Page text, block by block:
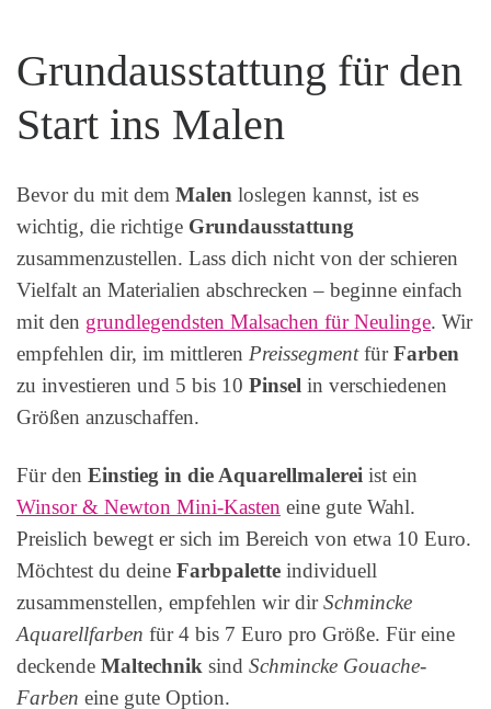
Grundausstattung für den
Start ins Malen
Bevor du mit dem Malen loslegen kannst, ist es
wichtig, die richtige Grundausstattung
zusammenzustellen. Lass dich nicht von der schieren
Vielfalt an Materialien abschrecken – beginne einfach
mit den grundlegendsten Malsachen für Neulinge. Wir
empfehlen dir, im mittleren PreissegmentfürFarben
zu investieren und 5 bis 10 Pinsel in verschiedenen
Größen anzuschaffen.
Für den Einstieg in die Aquarellmalerei ist ein
Winsor & Newton Mini-Kasten eine gute Wahl.
Preislich bewegt er sich im Bereich von etwa 10 Euro.
Möchtest du deine Farbpalette individuell
zusammenstellen, empfehlen wir dirSchmincke
Aquarellfarben für 4 bis 7 Euro pro Größe. Für eine
deckende Maltechnik sind Schmincke Gouache-
Farben eine gute Option.